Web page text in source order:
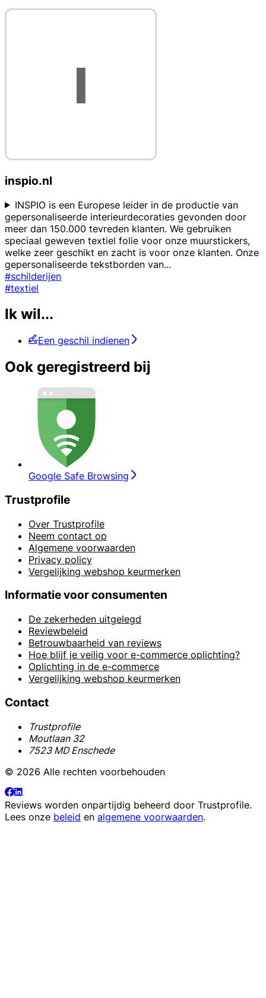
inspio.nl
INSPIO is een Europese leider in de productie van
gepersonaliseerde interieurdecoraties gevonden door
meer dan 150.000 tevreden klanten. We gebruiken
speciaal geweven textiel folie voor onze muurstickers,
welke zeer geschikt en zacht is voor onze klanten. Onze
gepersonaliseerde tekstborden van...
#schilderijen
#textiel
Ik wil...
Een geschil indienen
Ook geregistreerd bij
Google Safe Browsing
Trustprofile
Over Trustprofile
Neem contact op
Algemene voorwaarden
Privacy policy
Vergelijking webshop keurmerken
Informatie voor consumenten
De zekerheden uitgelegd
Reviewbeleid
Betrouwbaarheid van reviews
Hoe blijf je veilig voor e-commerce oplichting?
Oplichting in de e-commerce
Vergelijking webshop keurmerken
Contact
Trustprofile
Moutlaan 32
7523 MD Enschede
© 2026 Alle rechten voorbehouden
Reviews worden onpartijdig beheerd door Trustprofile.
Lees onze beleid en algemene voorwaarden.